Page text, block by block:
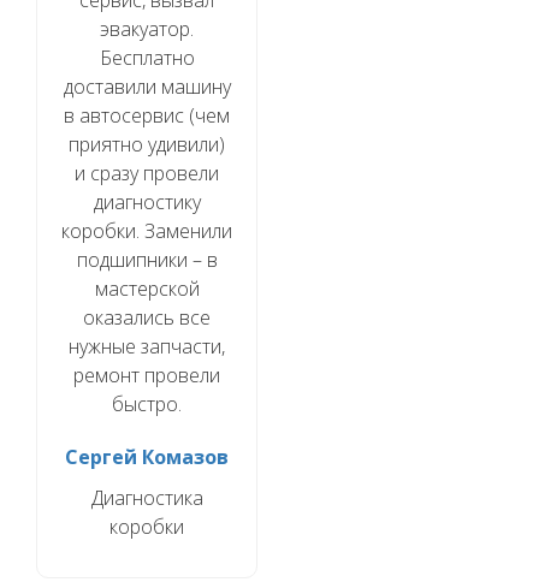
эвакуатор.
Бесплатно
доставили машину
в автосервис (чем
приятно удивили)
и сразу провели
диагностику
коробки. Заменили
подшипники – в
мастерской
оказались все
нужные запчасти,
ремонт провели
быстро.
Сергей Комазов
Диагностика
коробки